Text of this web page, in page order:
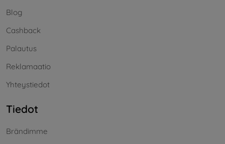
Blog
Cashback
Palautus
Reklamaatio
Yhteystiedot
Tiedot
Brändimme